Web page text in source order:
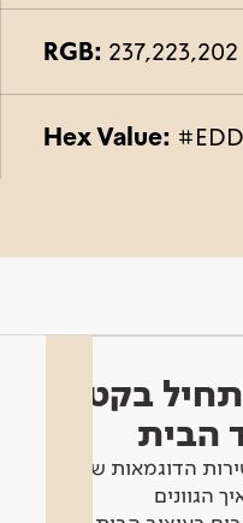
RGB: 237,223,202
Hex Value:
בקטן -
הבית
הדוגמאות שלנו
הגוונים